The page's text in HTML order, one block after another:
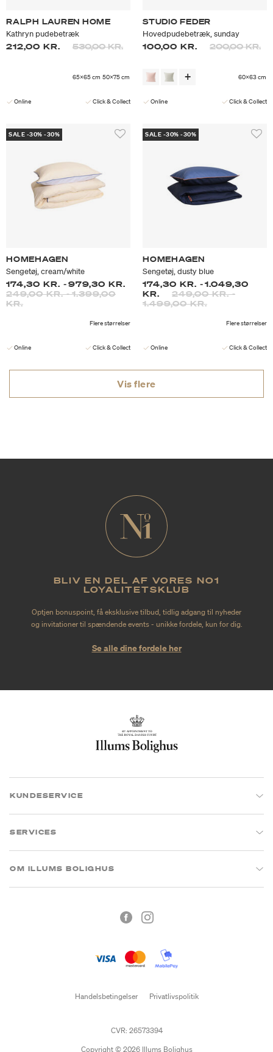
RALPH LAUREN HOME
Kathryn pudebetræk
212,00 KR.
Prisen er nedsat fra
530,00 KR.til
65x65 cm 50x75 cm
Online Click & Collect
STUDIO FEDER
Hovedpudebetræk, sunday
100,00 KR.
Prisen er
200,00 KR.til
60x63 cm
Online Click & Collect
SALE -30% -30%
HOMEHAGEN
Sengetøj, cream/white
174,30 KR. -979,30 KR.
249,00 KR.-1.399,00
KR.
Flere størrelser
Online Click & Collect
SALE -30% -30%
HOMEHAGEN
Sengetøj, dusty blue
174,30 KR. -1.049,30
KR.
249,00 KR.-
1.499,00 KR.
Flere størrelser
Online Click & Collect
Vis flere
BLIV EN DEL AF VORES NO1
LOYALITETSKLUB
Optjen bonuspoint, få eksklusive tilbud, tidlig adgang til nyheder
og invitationer til spændende events - unikke fordele, kun for dig.
Se alle dine fordele her
KUNDESERVICE
SERVICES
OM ILLUMS BOLIGHUS
Handelsbetingelser Privatlivspolitik
CVR: 26573394
Copyright © 2026 Illums Bolighus